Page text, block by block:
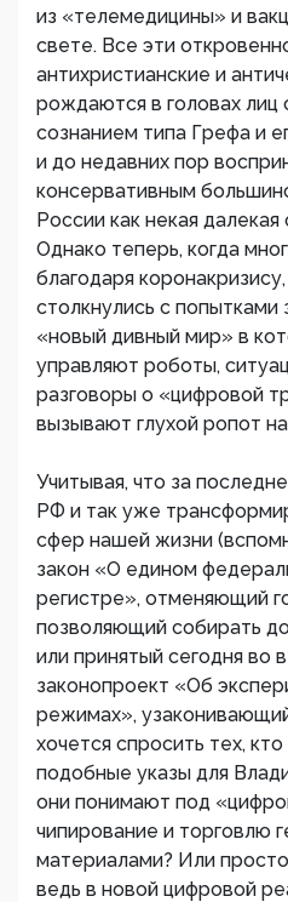
из «телемедицины» и
свете. Все эти
антихристианские и
рождаются в головах лиц
сознанием типа Грефа и
и до недавних пор
консервативным
России как некая
Однако теперь, когда
благодаря
столкнулись с попытками
«новый дивный мир» в
управляют роботы,
разговоры о «цифровой
вызывают глухой ропот
Учитывая, что за
РФ и так уже
сфер нашей жизни
закон «О едином
регистре», отменяющий
позволяющий собирать
или принятый сегодня во
законопроект «Об
режимах»,
хочется спросить тех,
подобные указы для
они понимают под
чипирование и торговлю
материалами? Или
ведь в новой цифровой